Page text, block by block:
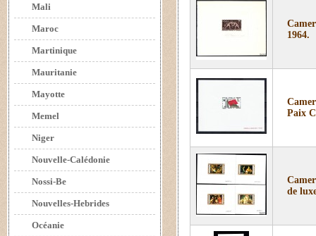
Mali
Maroc
Martinique
Mauritanie
Mayotte
Memel
Niger
Nouvelle-Calédonie
Nossi-Be
Nouvelles-Hebrides
Océanie
1964.
Paix
de